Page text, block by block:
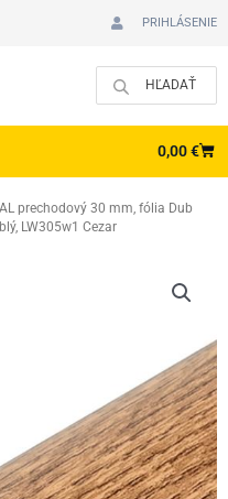
PRIHLÁSENIE
0,00€
prechodový 30 mm, fólia Dub
LW305w1 Cezar